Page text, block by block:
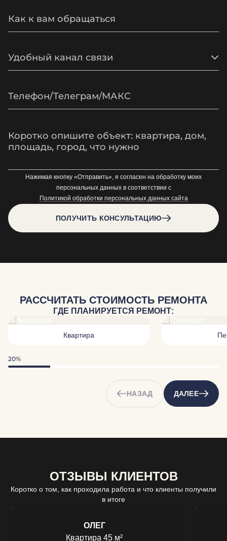
Удобный канал связи
ПОЛУЧИТЬ КОНСУЛЬТАЦИЮ
Нажимая кнопку «Отправить», я согласен на обработку моих
персональных данных в соответствии с
Политикой обработки персональных данных сайта
РАССЧИТАТЬ СТОИМОСТЬ РЕМОНТА
ГДЕ ПЛАНИРУЕТСЯ РЕМОНТ:
Квартира
20%
НАЗАД ДАЛЕЕ
ОТЗЫВЫ КЛИЕНТОВ
Коротко о том, как проходила работа и что клиенты получили
в итоге
ОЛЕГ
Квартира 45 м²